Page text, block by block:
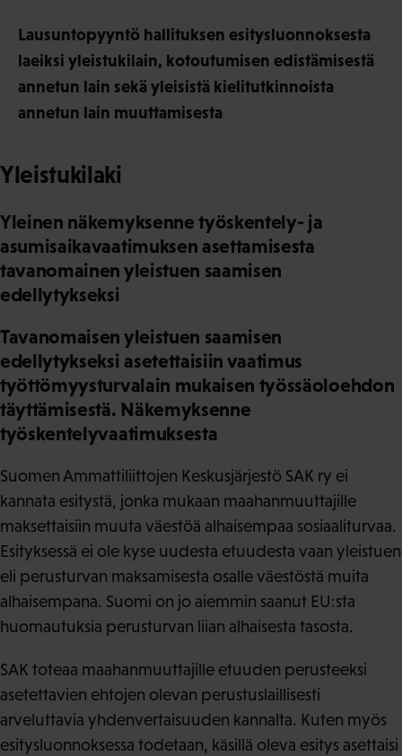
Lausuntopyyntö hallituksen esitysluonnoksesta
laeiksi yleistukilain, kotoutumisen edistämisestä
annetun lain sekä yleisistä kielitutkinnoista
annetun lain muuttamisesta
Yleistukilaki
Yleinen näkemyksenne työskentely- ja
asumisaikavaatimuksen asettamisesta
tavanomainen yleistuen saamisen
edellytykseksi
Tavanomaisen yleistuen saamisen
edellytykseksi asetettaisiin vaatimus
työttömyysturvalain mukaisen työssäoloehdon
täyttämisestä. Näkemyksenne
työskentelyvaatimuksesta
Suomen Ammattiliittojen Keskusjärjestö SAK ry ei
kannata esitystä, jonka mukaan maahanmuuttajille
maksettaisiin muuta väestöä alhaisempaa sosiaaliturvaa.
Esityksessä ei ole kyse uudesta etuudesta vaan yleistuen
eli perusturvan maksamisesta osalle väestöstä muita
alhaisempana. Suomi on jo aiemmin saanut EU:sta
huomautuksia perusturvan liian alhaisesta tasosta.
SAK toteaa maahanmuuttajille etuuden perusteeksi
asetettavien ehtojen olevan perustuslaillisesti
arveluttavia yhdenvertaisuuden kannalta. Kuten myös
esitysluonnoksessa todetaan, käsillä oleva esitys asettaisi